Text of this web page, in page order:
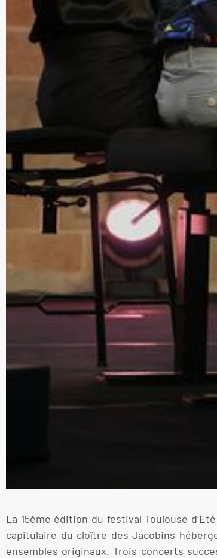
La 15ème édition du festival Toulouse
capitulaire du cloître des Jacobins
ensembles originaux. Trois concerts